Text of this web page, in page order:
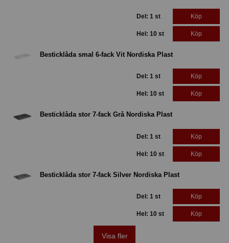
Del: 1 st Köp
Hel: 10 st Köp
Besticklåda smal 6-fack Vit Nordiska Plast
Del: 1 st Köp
Hel: 10 st Köp
Besticklåda stor 7-fack Grå Nordiska Plast
Del: 1 st Köp
Hel: 10 st Köp
Besticklåda stor 7-fack Silver Nordiska Plast
Del: 1 st Köp
Hel: 10 st Köp
Visa fler